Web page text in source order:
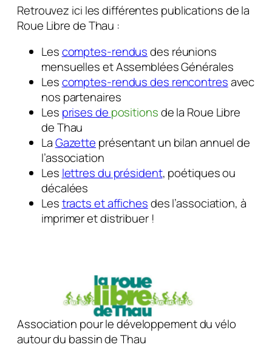
Retrouvez ici les différentes publications de la
Roue Libre de Thau :
Lescomptes-rendusdes réunions
mensuelles et Assemblées Générales
Lescomptes-rendus des rencontresavec
nos partenaires
Les prises de positionsde la Roue Libre
de Thau
LaGazette présentant un bilan annuel de
l’association
Les lettres du président, poétiques ou
décalées
Lestracts et affichesdes l’association, à
imprimer et distribuer !
Association pour le développement du vélo
autour du bassin de Thau